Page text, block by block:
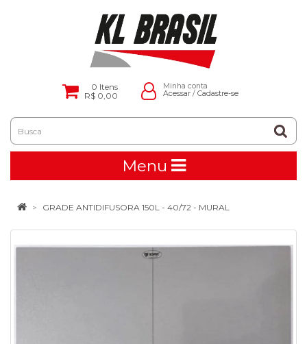
0 Itens
R$ 0,00
Minha conta
Acessar/ Cadastre-se
Menu
GRADE ANTIDIFUSORA 150L - 40/72 - MURAL